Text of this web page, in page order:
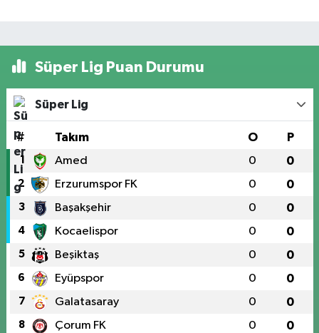
Süper Lig Puan Durumu
Süper Lig
# Takım O P
1 Amed 0 0
2 Erzurumspor FK 0 0
3 Başakşehir 0 0
4 Kocaelispor 0 0
5 Beşiktaş 0 0
6 Eyüpspor 0 0
7 Galatasaray 0 0
8 Çorum FK 0 0